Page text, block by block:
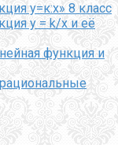
у=к:х» 8 класс
y = k/x и её
функция и